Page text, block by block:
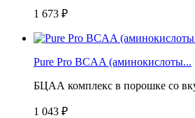
1 673 ₽
Pure Pro BCAA (аминокислоты...
БЦАА комплекс в порошке со
1 043 ₽